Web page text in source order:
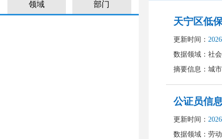
领域 部门